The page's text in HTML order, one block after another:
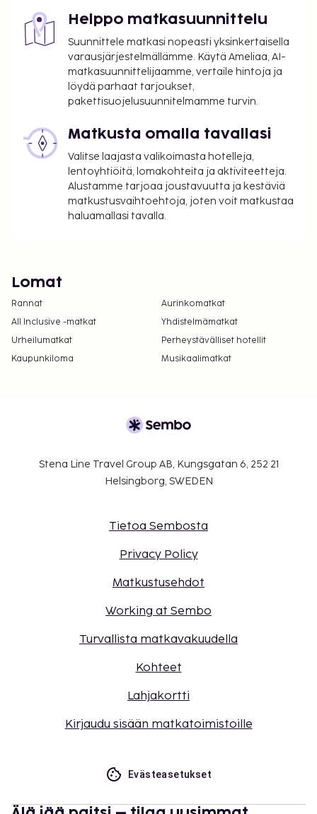
Helppo matkasuunnittelu
Suunnittele matkasi nopeasti yksinkertaisella
varausjärjestelmällämme. Käytä Ameliaa, AI-
matkasuunnittelijaamme, vertaile hintoja ja
löydä parhaat tarjoukset,
pakettisuojelusuunnitelmamme turvin.
Matkusta omalla tavallasi
Valitse laajasta valikoimasta hotelleja,
lentoyhtiöitä, lomakohteita ja aktiviteetteja.
Alustamme tarjoaa joustavuutta ja kestäviä
matkustusvaihtoehtoja, joten voit matkustaa
haluamallasi tavalla.
Lomat
Rannat
Aurinkomatkat
All Inclusive -matkat
Yhdistelmämatkat
Urheilumatkat
Perheystävälliset hotellit
Kaupunkiloma
Musikaalimatkat
Stena Line Travel Group AB, Kungsgatan 6, 252 21
Helsingborg, SWEDEN
Tietoa Sembosta
Privacy Policy
Matkustusehdot
Working at Sembo
Turvallista matkavakuudella
Kohteet
Lahjakortti
Kirjaudu sisään matkatoimistoille
Evästeasetukset